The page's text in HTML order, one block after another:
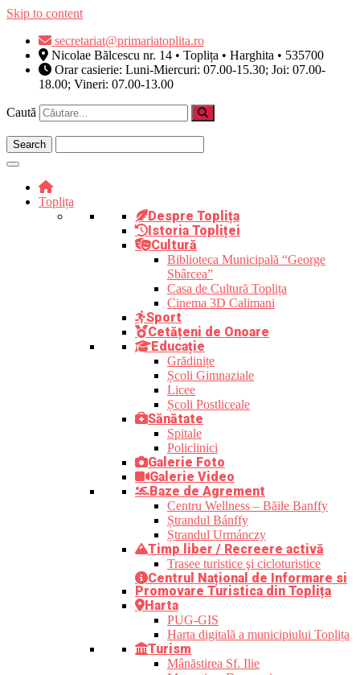
Skip to content
secretariat@primariatoplita.ro
Nicolae Bălcescu nr. 14 • Toplița • Harghita • 535700
Orar casierie: Luni-Miercuri: 07.00-15.30; Joi: 07.00-
18.00; Vineri: 07.00-13.00
Caută
Toplița
Despre Toplița
Istoria Topliței
Cultură
Biblioteca Municipală “George
Sbârcea”
Casa de Cultură Toplița
Cinema 3D Calimani
Sport
Cetățeni de Onoare
Educație
Grădinițe
Școli Gimnaziale
Licee
Școli Postliceale
Sănătate
Spitale
Policlinici
Galerie Foto
Galerie Video
Baze de Agrement
Centru Wellness – Băile Banffy
Ștrandul Bánffy
Ștrandul Urmánczy
Timp liber / Recreere activă
Trasee turistice şi cicloturistice
Centrul Național de Informare si
Promovare Turistica din Toplița
Harta
PUG-GIS
Harta digitală a municipiului Toplița
Turism
Mânăstirea Sf. Ilie